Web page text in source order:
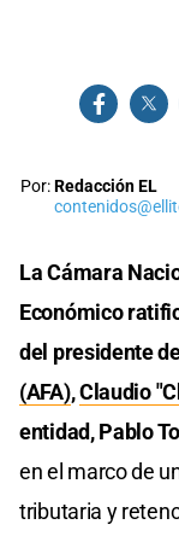
Por:Redacción EL
La Cámara
Económico
del presidente
(AFA),Claudio
entidad, Pablo
en el marco de
tributaria y